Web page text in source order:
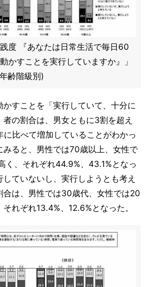
践度 『あなたは日常生活で毎日60
かすことを実行していますか』」
齢階級別)
かすことを「実行していて、十分に
者の割合は、男女ともに3割を超え
に比べて増加していることがわかっ
みると、男性では70歳以上、女性で
く、それぞれ44.9%、43.1%となっ
ていないし、実行しようとも考え
合は、男性では30歳代、女性では20
れぞれ13.4%、12.6%となった。